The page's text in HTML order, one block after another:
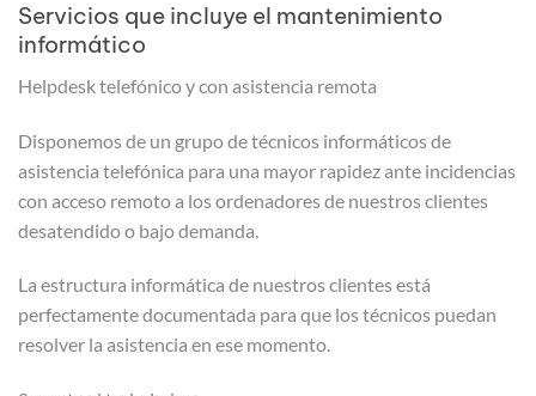
Servicios que incluye el mantenimiento
informático
Helpdesk telefónico y con asistencia remota
Disponemos de un grupo de técnicos informáticos de
asistencia telefónica para una mayor rapidez ante incidencias
con acceso remoto a los ordenadores de nuestros clientes
desatendido o bajo demanda.
La estructura informática de nuestros clientes está
perfectamente documentada para que los técnicos puedan
resolver la asistencia en ese momento.